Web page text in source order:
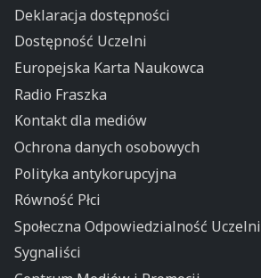
Deklaracja dostępności
Dostępność Uczelni
Europejska Karta Naukowca
Radio Fraszka
Kontakt dla mediów
Ochrona danych osobowych
Polityka antykorupcyjna
Równość Płci
Społeczna Odpowiedzialność Uczelni
Sygnaliści